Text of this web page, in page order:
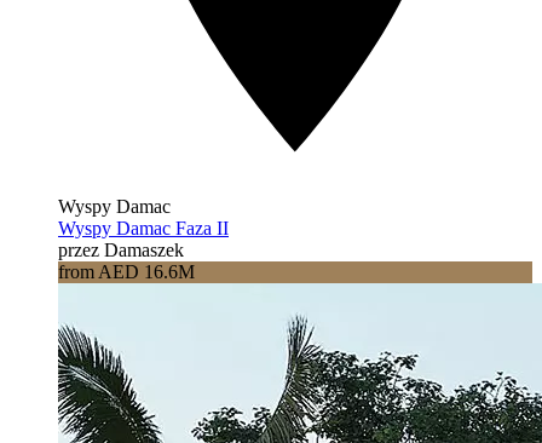
Wyspy Damac
Wyspy Damac Faza II
przez Damaszek
from AED 16.6M